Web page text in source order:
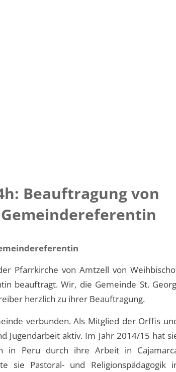
Beauftragung von
Pfarrkirche von Amtzell von
beauftragt. Wir, die Gemeinde St.
herzlich zu ihrer Beauftragung.
verbunden. Als Mitglied der Orffis
Jugendarbeit aktiv. Im Jahr 2014/15 hat
in Peru durch ihre Arbeit in
sie Pastoral- und Religionspädagogik